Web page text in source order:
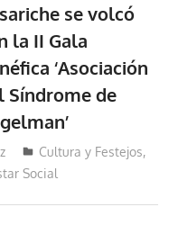
se volcó
la II Gala
‘Asociación
Síndrome de
Cultura y Festejos,
Social